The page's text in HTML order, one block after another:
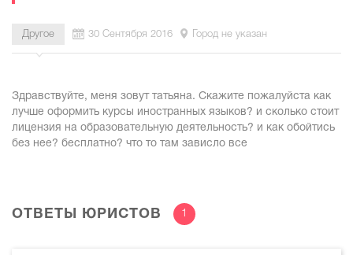
Другое 30 Сентября 2016 Город не указан
Здравствуйте, меня зовут татьяна. Скажите пожалуйста как
лучше оформить курсы иностранных языков? и сколько стоит
лицензия на образовательную деятельность? и как обойтись
без нее? бесплатно? что то там зависло все
ОТВЕТЫ ЮРИСТОВ 1